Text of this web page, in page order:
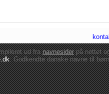
ud franavnesiderpå nettet
: Godkendte danskenavne til børn